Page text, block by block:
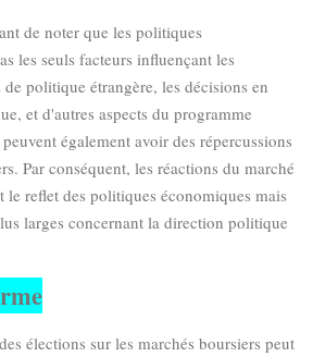
de noter que les politiques
les seuls facteurs influençant les
politique étrangère, les décisions en
et d'autres aspects du programme
également avoir des répercussions
Par conséquent, les réactions du marché
le reflet des politiques économiques mais
larges concernant la direction politique
élections sur les marchés boursiers peut